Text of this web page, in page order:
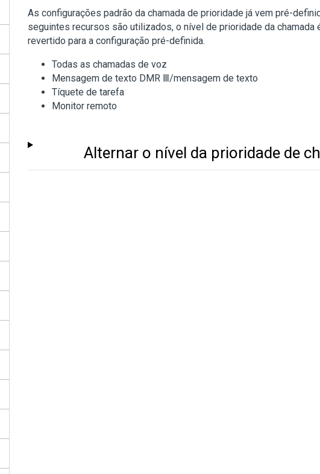
As configurações padrão da chamada de prioridade já vem pré-
seguintes recursos são utilizados, o nível de prioridade da chamada
revertido para a configuração pré-definida.
Todas as chamadas de voz
Mensagem de texto DMR Ⅲ/mensagem de texto
Tíquete de tarefa
Monitor remoto
Alternar o nível da prioridade de